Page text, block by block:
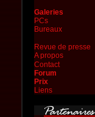
Galeries
PCs
Bureaux
Revue de presse
A propos
Contact
Forum
Prix
Liens